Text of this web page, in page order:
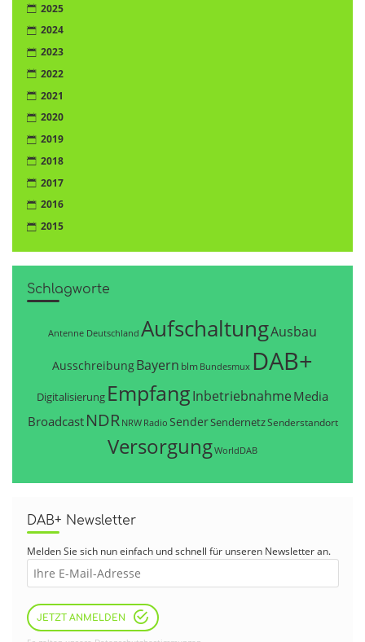
2025
2024
2023
2022
2021
2020
2019
2018
2017
2016
2015
Schlagworte
Antenne Deutschland AufschaltungAusbau
AusschreibungBayern blm Bundesmux DAB+
Digitalisierung EmpfangInbetriebnahme Media
Broadcast NDR NRW Radio SenderSendernetzSenderstandort
VersorgungWorldDAB
DAB+ Newsletter
Melden Sie sich nun einfach und schnell für unseren Newsletter an.
JETZT ANMELDEN